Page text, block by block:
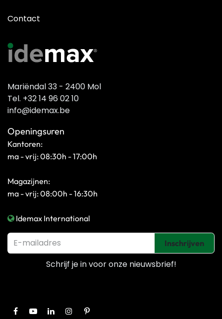
Contact
Mariëndal 33 - 2400 Mol
Tel. +32 14 96 02 10
info@idemax.be
Openingsuren
Kantoren:
ma - vrij: 08:30h - 17:00h
Magazijnen:
ma - vrij: 08:00h - 16:30h
Idemax International
Inschrijven
Schrijf je in voor onze nieuwsbrief!